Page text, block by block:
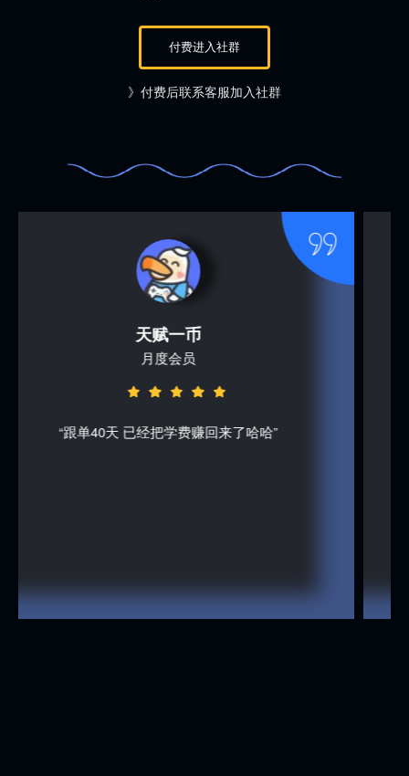
付费进入社群
》付费后联系客服加入社群
“从0基础入社群，现在我已经能独立分